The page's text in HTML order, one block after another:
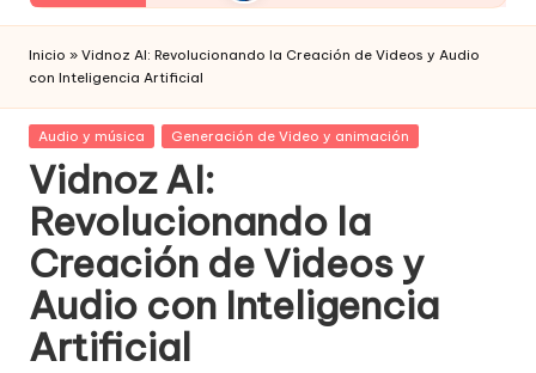
Inicio » Vidnoz AI: Revolucionando la Creación de Videos y Audio
con Inteligencia Artificial
Posted
Audio y música Generación de Video y animación
Vidnoz AI:
Revolucionando la
Creación de Videos y
Audio con Inteligencia
Artificial